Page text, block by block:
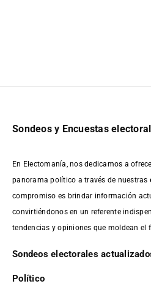
Sondeos y Encuestas
En Electomanía, nos dedicamos a
panorama político a través de nuestras
compromiso es brindar información
convirtiéndonos en un referente
tendencias y opiniones que moldean el
Sondeos electorales
Político